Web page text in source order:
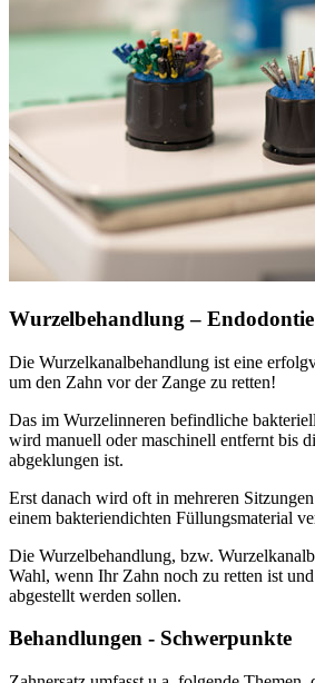
Wurzelbehandlung – Endodontie
Die Wurzelkanalbehandlung ist eine
um den Zahn vor der Zange zu retten!
Das im Wurzelinneren befindliche
wird manuell oder maschinell entfernt bis
abgeklungen ist.
Erst danach wird oft in mehreren
einem bakteriendichten Füllungsmaterial
Die Wurzelbehandlung, bzw.
Wahl, wenn Ihr Zahn noch zu retten ist
abgestellt werden sollen.
Behandlungen - Schwerpunkte